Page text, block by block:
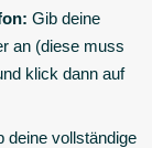
Gib deine
an (diese muss
klick dann auf
deine vollständige